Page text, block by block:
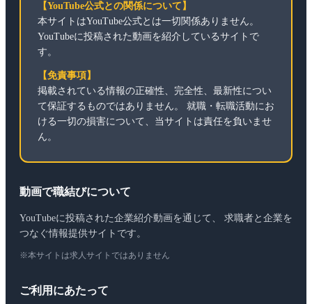
【YouTube公式との関係について】
本サイトはYouTube公式とは一切関係ありません。
YouTubeに投稿された動画を紹介しているサイトで
す。
【免責事項】
掲載されている情報の正確性、完全性、最新性につい
て保証するものではありません。 就職・転職活動にお
ける一切の損害について、当サイトは責任を負いませ
ん。
動画で職結びについて
YouTubeに投稿された企業紹介動画を通じて、 求職者と企業を
つなぐ情報提供サイトです。
※本サイトは求人サイトではありません
ご利用にあたって